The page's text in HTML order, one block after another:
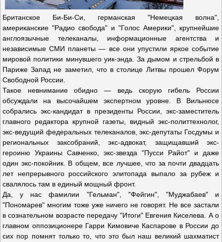
Британское Би-Би-Си, германская "Немецкая волна",
американские "Радио свобода" и "Голос Америки", крупнейшие
англоязычные телеканалы, информационные агентства и
независимые СМИ планеты — все они упустили яркое событие
мировой политики минувшего уик-энда. За дымом и стрельбой в
Париже Запад не заметил, что в столице Литвы прошел Форум
Свободной России.
Такое невнимание обидно — ведь скорую гибель России
обсуждали на высочайшем экспертном уровне. В Вильнюсе
собрались экс-кандидат в президенты России, экс-заместитель
главного редактора крупной газеты, видный экс-политтехнолог,
экс-ведущий федеральных телеканалов, экс-депутаты Госдумы и
региональных заксобраний, экс-адвокат, защищавший экс-
героиню Украины Савченко, экс-звезда "Пусси Райот" и даже
один экс-покойник. В общем, все лучшее, что за почти двадцать
лет непрерывного российского элитопада выпало за рубеж и
свалялось там в единый мощный фронт.
Да, у нас фамилии "Гельман", "Фейгин", "Муджабаев" и
"Пономарев" многим тоже уже ничего не говорят. Не все застали
в сознательном возрасте передачу "Итоги" Евгения Киселева. А о
главном оппозиционере Гарри Кимовиче Каспарове в России до
сих пор помнят только то, что это был наш великий шахматист